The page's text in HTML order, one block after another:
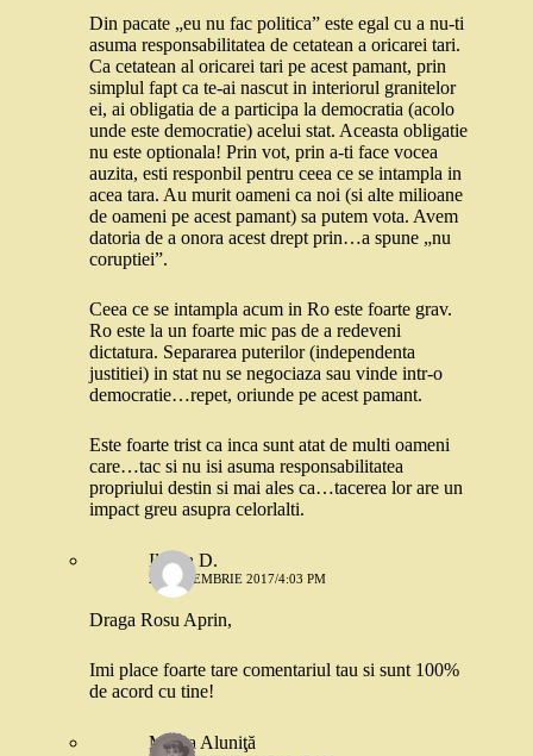
Din pacate „eu nu fac politica” este egal cu a nu-ti
asuma responsabilitatea de cetatean a oricarei tari.
Ca cetatean al oricarei tari pe acest pamant, prin
simplul fapt ca te-ai nascut in interiorul granitelor
ei, ai obligatia de a participa la democratia (acolo
unde este democratie) acelui stat. Aceasta obligatie
nu este optionala! Prin vot, prin a-ti face vocea
auzita, esti responbil pentru ceea ce se intampla in
acea tara. Au murit oameni ca noi (si alte milioane
de oameni pe acest pamant) sa putem vota. Avem
datoria de a onora acest drept prin…a spune „nu
coruptiei”.
Ceea ce se intampla acum in Ro este foarte grav.
Ro este la un foarte mic pas de a redeveni
dictatura. Separarea puterilor (independenta
justitiei) in stat nu se negociaza sau vinde intr-o
democratie…repet, oriunde pe acest pamant.
Este foarte trist ca inca sunt atat de multi oameni
care…tac si nu isi asuma responsabilitatea
propriului destin si mai ales ca…tacerea lor are un
impact greu asupra celorlalti.
Ileana D.
20 DECEMBRIE 2017/4:03 PM
Draga Rosu Aprin,
Imi place foarte tare comentariul tau si sunt 100%
de acord cu tine!
Mama Aluniţă